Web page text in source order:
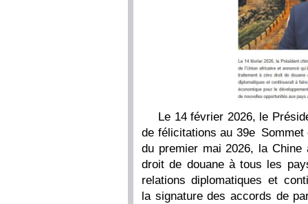
Le 14 février 2026, le
de félicitations au 39e Sommet
du premier mai 2026, la Chine
droit de douane à tous les
relations diplomatiques et
la signature des accords de